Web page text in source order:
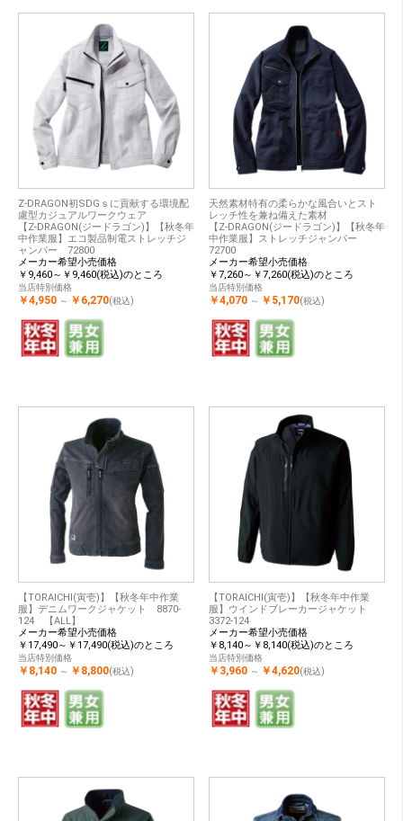
Z-DRAGON初SDGｓに貢献する環境配
慮型カジュアルワークウェア
【Z-DRAGON(ジードラゴン)】【秋冬年
中作業服】エコ製品制電ストレッチジ
ャンパー 72800
メーカー希望小売価格
￥9,460～￥9,460(税込)のところ
当店特別価格
￥4,950 ～ ￥6,270(税込)
天然素材特有の柔らかな風合いとスト
レッチ性を兼ね備えた素材
【Z-DRAGON(ジードラゴン)】【秋冬年
中作業服】ストレッチジャンパー
72700
メーカー希望小売価格
￥7,260～￥7,260(税込)のところ
当店特別価格
￥4,070 ～ ￥5,170(税込)
【TORAICHI(寅壱)】【秋冬年中作業
服】デニムワークジャケット 8870-
124 【ALL】
メーカー希望小売価格
￥17,490～￥17,490(税込)のところ
当店特別価格
￥8,140 ～ ￥8,800(税込)
【TORAICHI(寅壱)】【秋冬年中作業
服】ウインドブレーカージャケット
3372-124
メーカー希望小売価格
￥8,140～￥8,140(税込)のところ
当店特別価格
￥3,960 ～ ￥4,620(税込)